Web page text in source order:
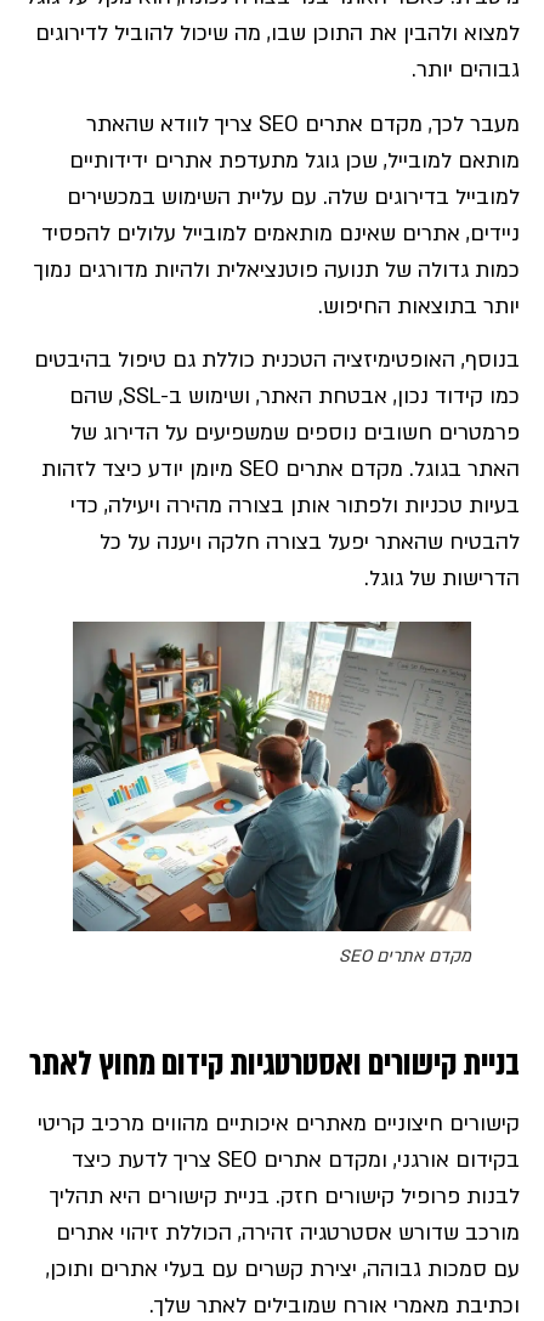
למצוא ולהבין את התוכן שבו, מה שיכול להוביל לדירוגים
גבוהים יותר.
מעבר לכך, מקדם אתרים SEO צריך לוודא שהאתר
מותאם למובייל, שכן גוגל מתעדפת אתרים ידידותיים
למובייל בדירוגים שלה. עם עליית השימוש במכשירים
ניידים, אתרים שאינם מותאמים למובייל עלולים להפסיד
כמות גדולה של תנועה פוטנציאלית ולהיות מדורגים נמוך
יותר בתוצאות החיפוש.
בנוסף, האופטימיזציה הטכנית כוללת גם טיפול בהיבטים
כמו קידוד נכון, אבטחת האתר, ושימוש ב-SSL, שהם
פרמטרים חשובים נוספים שמשפיעים על הדירוג של
האתר בגוגל. מקדם אתרים SEO מיומן יודע כיצד לזהות
בעיות טכניות ולפתור אותן בצורה מהירה ויעילה, כדי
להבטיח שהאתר יפעל בצורה חלקה ויענה על כל
הדרישות של גוגל.
מקדם אתרים SEO
בניית קישורים ואסטרטגיות קידום מחוץ לאתר
קישורים חיצוניים מאתרים איכותיים מהווים מרכיב קריטי
בקידום אורגני, ומקדם אתרים SEO צריך לדעת כיצד
לבנות פרופיל קישורים חזק. בניית קישורים היא תהליך
מורכב שדורש אסטרטגיה זהירה, הכוללת זיהוי אתרים
עם סמכות גבוהה, יצירת קשרים עם בעלי אתרים ותוכן,
וכתיבת מאמרי אורח שמובילים לאתר שלך.